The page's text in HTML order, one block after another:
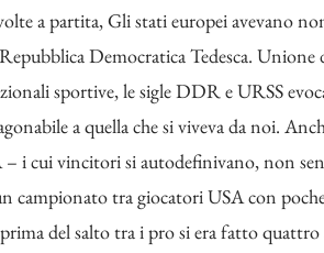
a partita, Gli stati europei avevano
Repubblica Democratica Tedesca.
sportive, le sigle DDR e URSS
a quella che si viveva da noi.
i cui vincitori si autodefinivano, non
campionato tra giocatori USA con
del salto tra i pro si era fatto